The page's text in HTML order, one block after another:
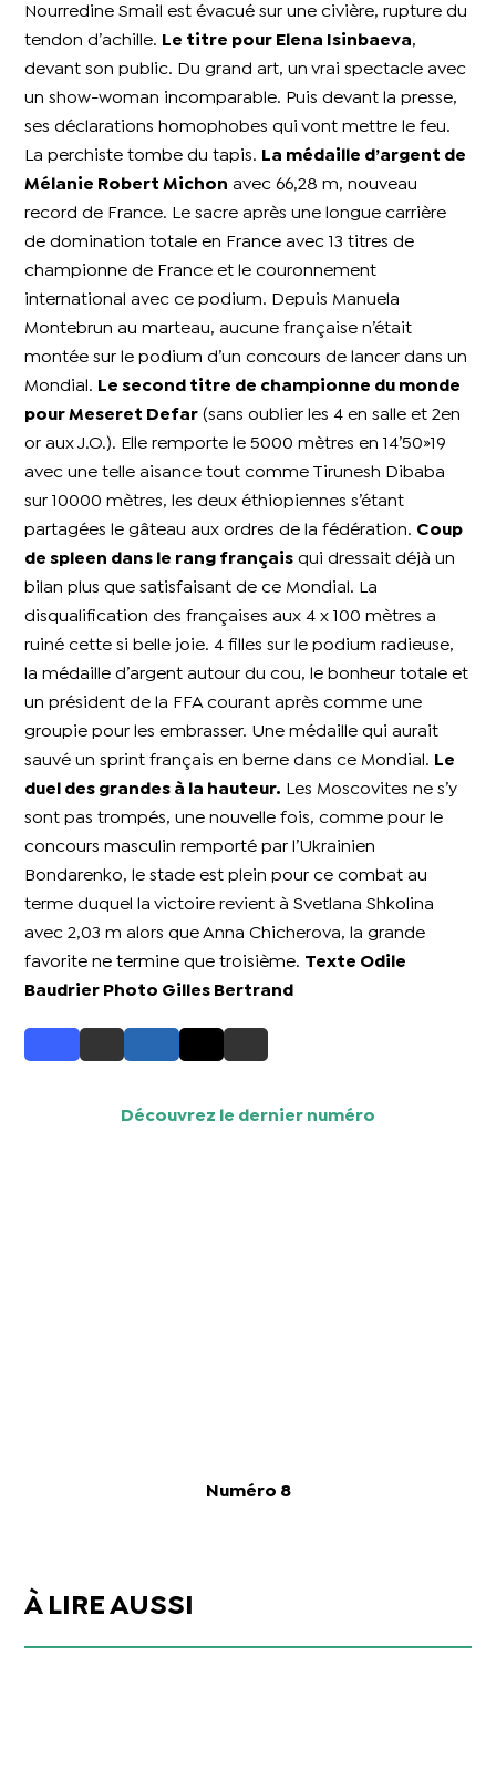
Nourredine Smail est évacué sur une civière, rupture du
tendon d’achille.
Le titre pour Elena Isinbaeva,
devant son public. Du grand art, un vrai spectacle avec
un show-woman incomparable. Puis devant la presse,
ses déclarations homophobes qui vont mettre le feu.
La perchiste tombe du tapis.
La médaille d’argent de
Mélanie Robert Michon avec 66,28 m, nouveau
record de France. Le sacre après une longue carrière
de domination totale en France avec 13 titres de
championne de France et le couronnement
international avec ce podium. Depuis Manuela
Montebrun au marteau, aucune française n’était
montée sur le podium d’un concours de lancer dans un
Mondial.
Le second titre de championne du monde
pour Meseret Defar (sans oublier les 4 en salle et 2en
or aux J.O.). Elle remporte le 5000 mètres en 14’50»19
avec une telle aisance tout comme Tirunesh Dibaba
sur 10000 mètres, les deux éthiopiennes s’étant
partagées le gâteau aux ordres de la fédération. Coup
de spleen dans le rang français qui dressait déjà un
bilan plus que satisfaisant de ce Mondial. La
disqualification des françaises aux 4 x 100 mètres a
ruiné cette si belle joie. 4 filles sur le podium radieuse,
la médaille d’argent autour du cou, le bonheur totale et
un président de la FFA courant après comme une
groupie pour les embrasser. Une médaille qui aurait
sauvé un sprint français en berne dans ce Mondial.
Le
duel des grandes à la hauteur.
Les Moscovites ne s’y
sont pas trompés, une nouvelle fois, comme pour le
concours masculin remporté par l’Ukrainien
Bondarenko, le stade est plein pour ce combat au
terme duquel la victoire revient à Svetlana Shkolina
avec 2,03 m alors que Anna Chicherova, la grande
favorite ne termine que troisième. Texte Odile
Baudrier Photo Gilles Bertrand
Découvrez le dernier numéro
Numéro 8
À LIRE AUSSI